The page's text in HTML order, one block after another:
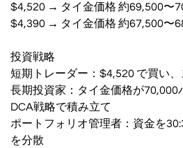
$4,520 → タイ金価格 約69,500〜
$4,390 → タイ金価格 約67,500〜
投資戦略
短期トレーダー：$4,520 で買い
長期投資家：タイ金価格が70,000
DCA戦略で積み立て
ポートフォリオ管理者：資金を
を分散